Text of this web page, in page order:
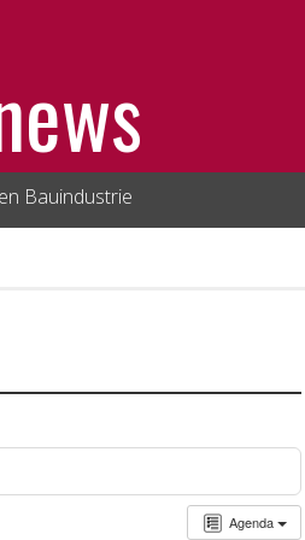
Bauindustrie
Agenda